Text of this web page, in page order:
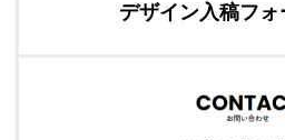
デザイン入稿フ